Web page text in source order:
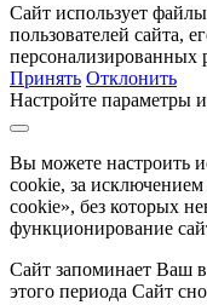
Сайт использует
пользователей сайта,
персонализированных
Принять Отклонить
Настройте параметры
Вы можете настроить
cookie, за исключением
cookie», без которых
функционирование
Сайт запоминает Ваш
этого периода Сайт